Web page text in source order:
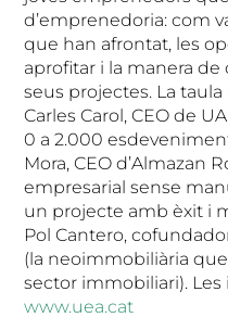
d’emprenedoria: com
que han afrontat, les
aprofitar i la manera
seus projectes. La
Carles Carol, CEO de
0 a 2.000
Mora, CEO d’Almazan
empresarial sense
un projecte amb èxit i
Pol Cantero,
(la neoimmobiliària
sector immobiliari).
www.uea.cat